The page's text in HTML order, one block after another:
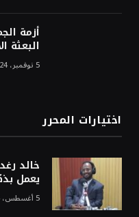
أزمة
البعثة
5 نوفمبر، 2024
اختيارات المحرر
يعمل
5 أغسطس، 2026